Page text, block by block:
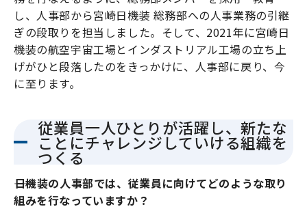
し、人事部から宮崎日機装 総務部への人事業務の引継
ぎの段取りを担当しました。そして、2021年に宮崎日
機装の航空宇宙工場とインダストリアル工場の立ち上
げがひと段落したのをきっかけに、人事部に戻り、今
に至ります。
従業員一人ひとりが活躍し、新たな
ことにチャレンジしていける組織を
つくる
――日機装の人事部では、従業員に向けてどのような取り
組みを行なっていますか？